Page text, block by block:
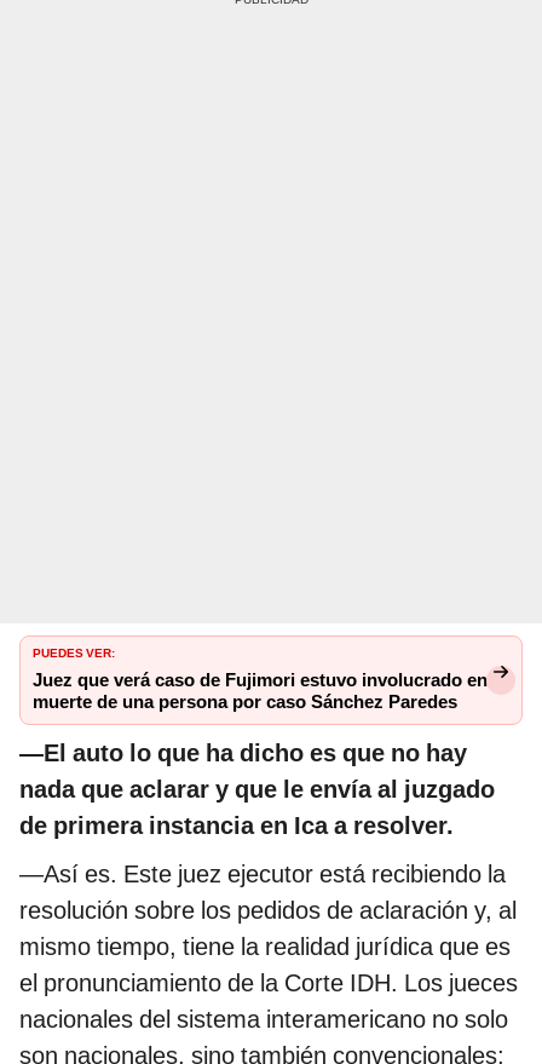
PUEDES VER:
Juez que verá caso de Fujimori estuvo involucrado en
muerte de una persona por caso Sánchez Paredes
—El auto lo que ha dicho es que no hay
nada que aclarar y que le envía al juzgado
de primera instancia en Ica a resolver.
—Así es. Este juez ejecutor está recibiendo la
resolución sobre los pedidos de aclaración y, al
mismo tiempo, tiene la realidad jurídica que es
el pronunciamiento de la Corte IDH. Los jueces
nacionales del sistema interamericano no solo
son nacionales, sino también convencionales;